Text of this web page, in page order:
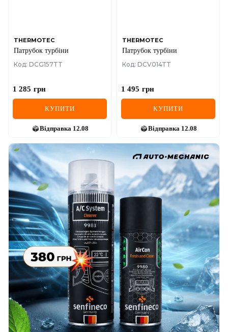
THERMOTEC
Патрубок турбіни
Код: DCG157TT
1 285 грн
КУПИТИ
Відправка 12.08
THERMOTEC
Патрубок турбіни
Код: DCV014TT
1 495 грн
КУПИТИ
Відправка 12.08